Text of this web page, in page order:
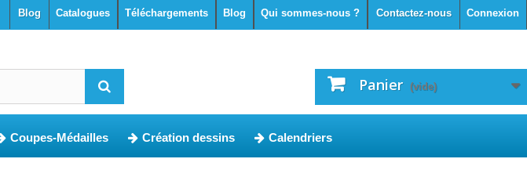
Connexion
Contactez-nous
Qui sommes-nous ?
Blog
Téléchargements
Catalogues
blog
Panier (vide)
Coupes-Médailles Création dessins Calendriers